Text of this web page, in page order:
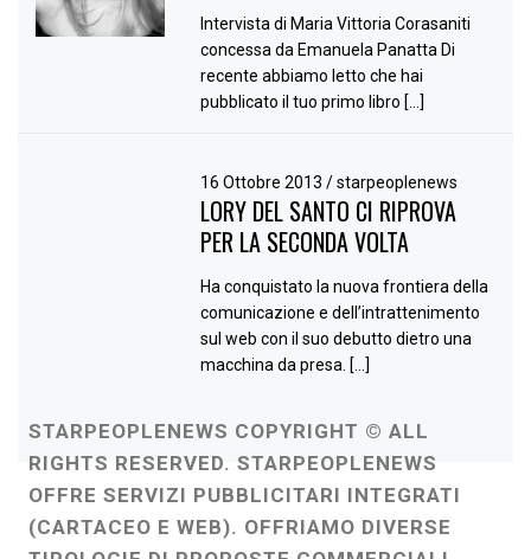
Intervista di Maria Vittoria Corasaniti
concessa da Emanuela Panatta Di
recente abbiamo letto che hai
pubblicato il tuo primo libro […]
16 Ottobre 2013/ starpeoplenews
LORY DEL SANTO CI RIPROVA
PER LA SECONDA VOLTA
Ha conquistato la nuova frontiera della
comunicazione e dell’intrattenimento
sul web con il suo debutto dietro una
macchina da presa. […]
STARPEOPLENEWS COPYRIGHT © ALL
RIGHTS RESERVED. STARPEOPLENEWS
OFFRE SERVIZI PUBBLICITARI INTEGRATI
(CARTACEO E WEB). OFFRIAMO DIVERSE